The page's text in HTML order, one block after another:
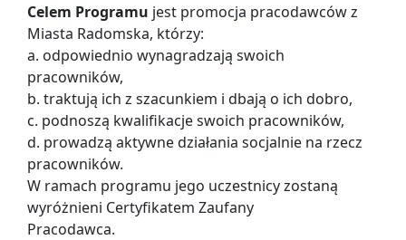
Celem Programu jest promocja pracodawców z
Miasta Radomska, którzy:
a. odpowiednio wynagradzają swoich
pracowników,
b. traktują ich z szacunkiem i dbają o ich dobro,
c. podnoszą kwalifikacje swoich pracowników,
d. prowadzą aktywne działania socjalnie na rzecz
pracowników.
W ramach programu jego uczestnicy zostaną
wyróżnieni Certyfikatem Zaufany
Pracodawca.